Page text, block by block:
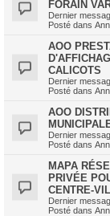
FORAIN
Dernier
Posté dans
AOO
CALICOTS
Dernier
Posté dans
AOO
Dernier
Posté dans
MAPA
PRIVÉE
CENTRE-
Dernier
Posté dans